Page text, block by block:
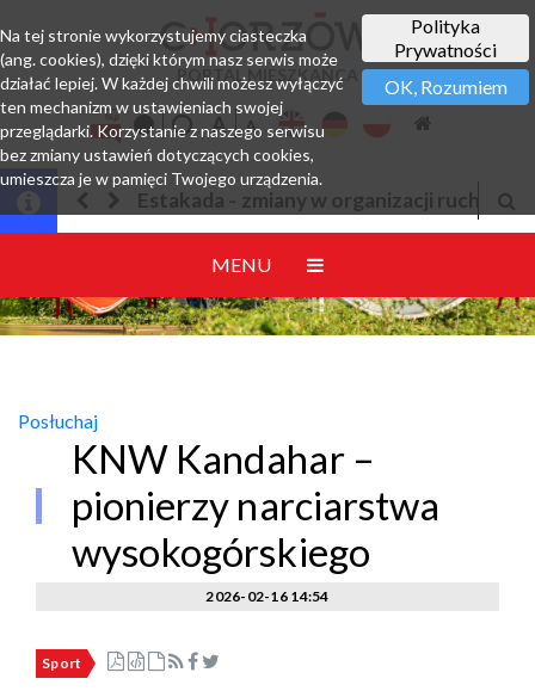
PORTAL MIESZKAŃCA
w organizacji ruchuJesteśmy w EZD
MENU
Posłuchaj
KNW Kandahar –
pionierzy narciarstwa
wysokogórskiego
2026-02-16 14:54
Sport
Polityka
Prywatności
OK, Rozumiem
Na tej stronie wykorzystujemy ciasteczka
(ang. cookies), dzięki którym nasz serwis może
działać lepiej. W każdej chwili możesz wyłączyć
ten mechanizm w ustawieniach swojej
przeglądarki. Korzystanie z naszego serwisu
bez zmiany ustawień dotyczących cookies,
umieszcza je w pamięci Twojego urządzenia.